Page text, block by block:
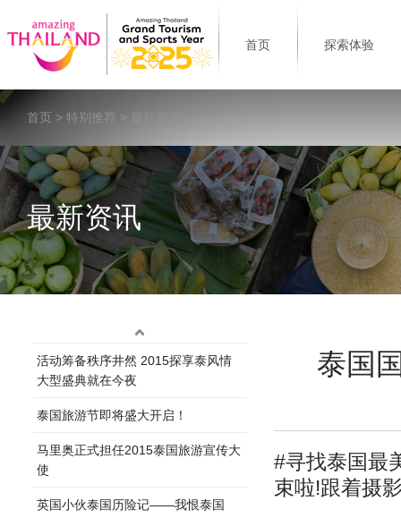
首页 探索体验
首页 > 特别推荐 > 最新资讯
最新资讯
活动筹备秩序井然 2015探享泰风情
大型盛典就在今夜
泰国旅游节即将盛大开启！
马里奥正式担任2015泰国旅游宣传大
使
英国小伙泰国历险记——我恨泰国
泰国
#寻找泰国最
束啦!跟着摄